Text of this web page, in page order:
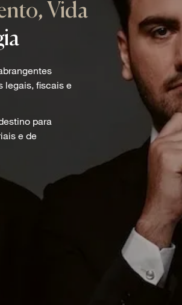
Vida
legais, fiscais e
para
e de